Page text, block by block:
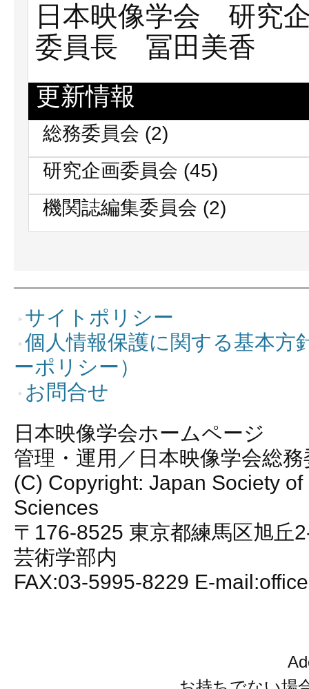
日本映像学会 研究
委員長 冨田美香
更新情報
総務委員会 (2)
研究企画委員会 (45)
機関誌編集委員会 (2)
サイトポリシー
個人情報保護に関する基本方
ーポリシー）
お問合せ
日本映像学会ホームページ
管理・運用／日本映像学会総
(C) Copyright: Japan Society of
Sciences
〒176-8525 東京都練馬区旭丘
芸術学部内
FAX:03-5995-8229 E-